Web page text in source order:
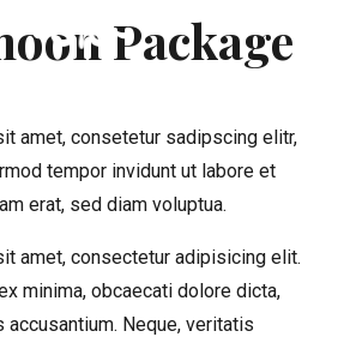
Package
amet, consetetur sadipscing elitr,
tempor invidunt ut labore et
erat, sed diam voluptua.
amet, consectetur adipisicing elit.
minima, obcaecati dolore dicta,
Neque, veritatis